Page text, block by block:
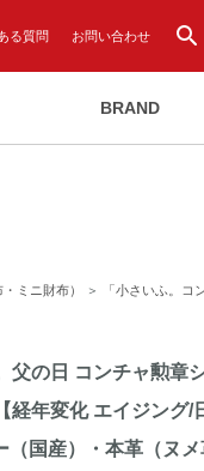
る質問 お問い合わせ search
BRAND
ミニ財布） ＞
「小さいふ。コ
父の日 コンチャ勲章
経年変化 エイジング/
（国産）・本革（ヌメ